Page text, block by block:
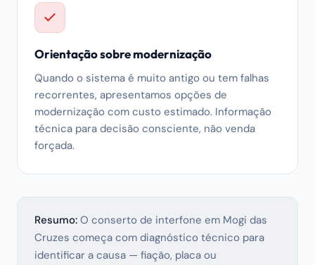
Orientação sobre modernização
Quando o sistema é muito antigo ou tem falhas
recorrentes, apresentamos opções de
modernização com custo estimado. Informação
técnica para decisão consciente, não venda
forçada.
Resumo: O conserto de interfone em Mogi das
Cruzes começa com diagnóstico técnico para
identificar a causa — fiação, placa ou